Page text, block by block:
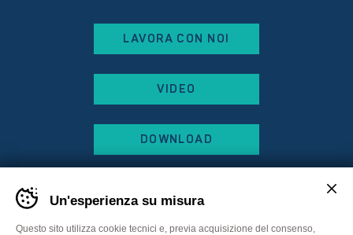
LAVORA CON NOI
VIDEO
DOWNLOAD
Un'esperienza su misura
Questo sito utilizza cookie tecnici e, previa acquisizione del consenso,